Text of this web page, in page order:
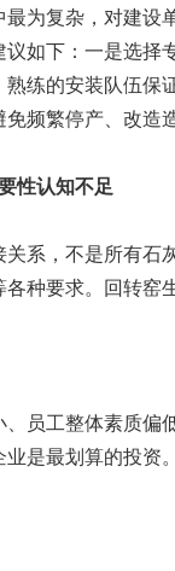
为复杂，对建
如下：一是选
练的安装队伍
频繁停产、改
性认知不足
系，不是所有
种要求。回转
员工整体素质
业是最划算的投资